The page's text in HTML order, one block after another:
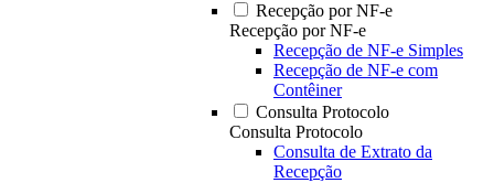
Recepção por NF-e
Recepção por NF-e
Recepção de NF-e Simples
Recepção de NF-e com
Contêiner
Consulta Protocolo
Consulta Protocolo
Consulta de Extrato da
Recepção